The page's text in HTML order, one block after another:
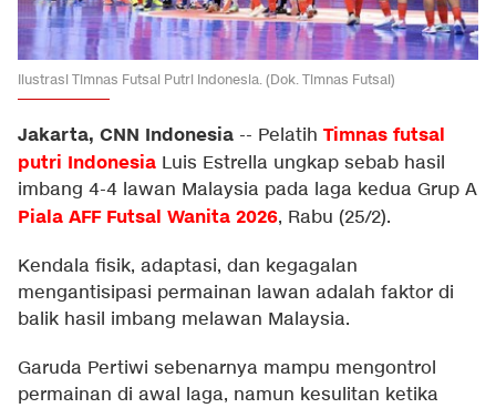
Ilustrasi Timnas Futsal Putri Indonesia. (Dok. Timnas Futsal)
Jakarta, CNN Indonesia -- Pelatih Timnas futsal
putri Indonesia Luis Estrella ungkap sebab hasil
imbang 4-4 lawan Malaysia pada laga kedua Grup A
Piala AFF Futsal Wanita 2026, Rabu (25/2).
Kendala fisik, adaptasi, dan kegagalan
mengantisipasi permainan lawan adalah faktor di
balik hasil imbang melawan Malaysia.
Garuda Pertiwi sebenarnya mampu mengontrol
permainan di awal laga, namun kesulitan ketika